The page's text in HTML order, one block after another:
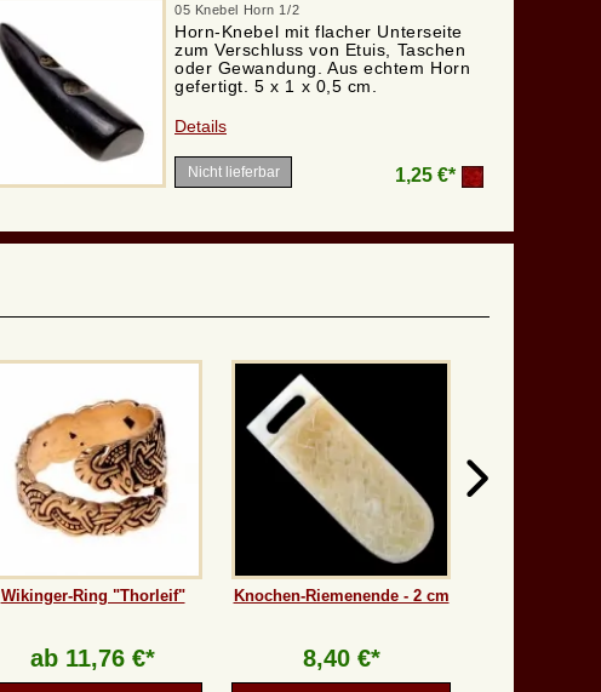
05 Knebel Horn 1/2
Horn-Knebel mit flacher Unterseite
zum Verschluss von Etuis, Taschen
oder Gewandung. Aus echtem Horn
gefertigt. 5 x 1 x 0,5 cm.
Details
Nicht lieferbar 1,25 €*
Wikinger-Ring "Thorleif"
ab 11,76 €*
Knochen-Riemenende - 2 cm
8,40 €*